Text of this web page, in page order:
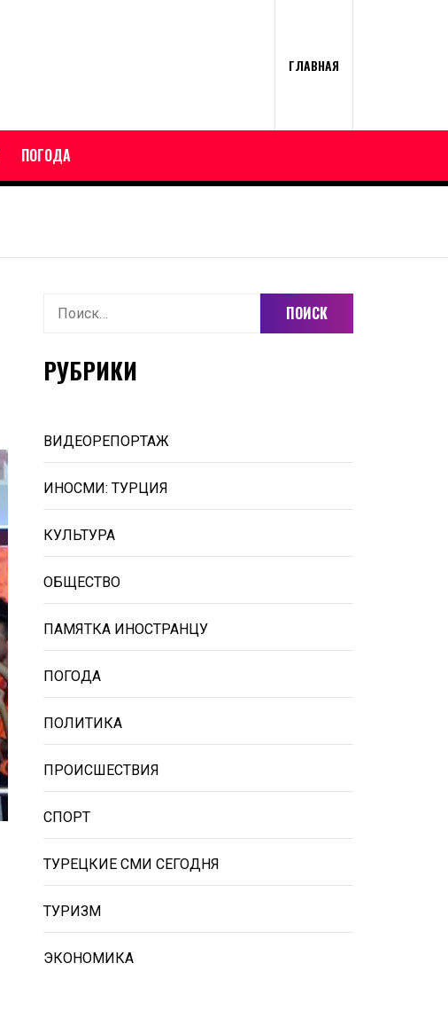
ГЛАВНАЯ
ПОГОДА
Найти:
РУБРИКИ
ВИДЕОРЕПОРТАЖ
ИНОСМИ: ТУРЦИЯ
КУЛЬТУРА
ОБЩЕСТВО
ПАМЯТКА ИНОСТРАНЦУ
ПОГОДА
ПОЛИТИКА
ПРОИСШЕСТВИЯ
СПОРТ
ТУРЕЦКИЕ СМИ СЕГОДНЯ
ТУРИЗМ
ЭКОНОМИКА